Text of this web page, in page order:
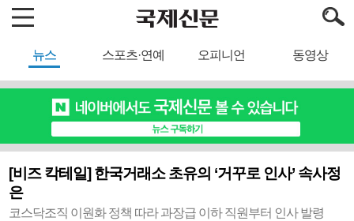
뉴스 스포츠·연예 오피니언 동영상
[비즈 칵테일] 한국거래소 초유의 ‘거꾸로 인사’ 속사정
은
코스닥조직 이원화 정책 따라 과장급 이하 직원부터 인사 발령